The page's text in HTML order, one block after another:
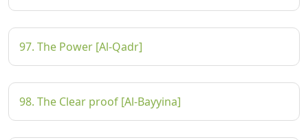
97. The Power [Al-Qadr]
98. The Clear proof [Al-Bayyina]